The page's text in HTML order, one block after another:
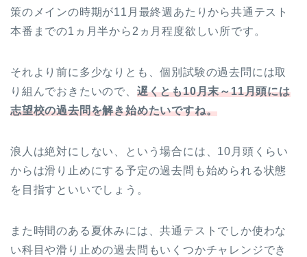
策のメインの時期が11月最終週あたりから共通テスト
本番までの1ヵ月半から2ヵ月程度欲しい所です。
それより前に多少なりとも、個別試験の過去問には取
り組んでおきたいので、 遅くとも10月末～11月頭には
志望校の過去問を解き始めたいですね。
浪人は絶対にしない、という場合には、10月頭くらい
からは滑り止めにする予定の過去問も始められる状態
を目指すといいでしょう。
また時間のある夏休みには、共通テストでしか使わな
い科目や滑り止めの過去問もいくつかチャレンジでき